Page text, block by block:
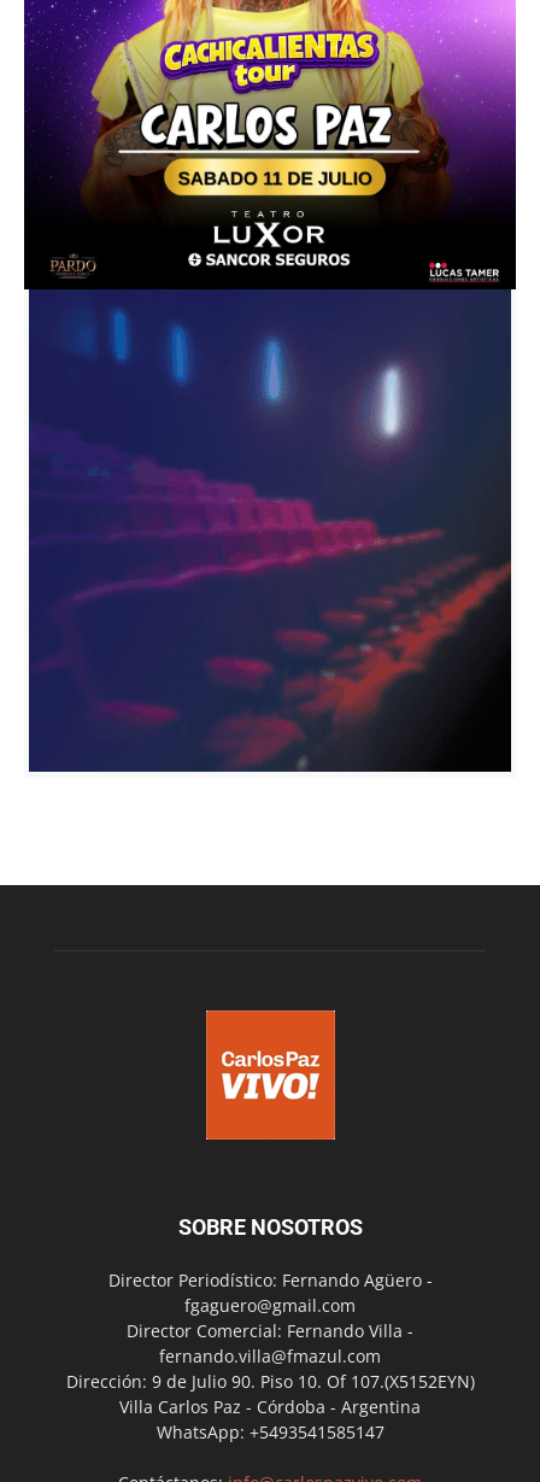
SOBRE NOSOTROS
Director Periodístico: Fernando Agüero -
fgaguero@gmail.com
Director Comercial: Fernando Villa -
fernando.villa@fmazul.com
Dirección: 9 de Julio 90. Piso 10. Of 107.(X5152EYN)
Villa Carlos Paz - Córdoba - Argentina
WhatsApp: +5493541585147